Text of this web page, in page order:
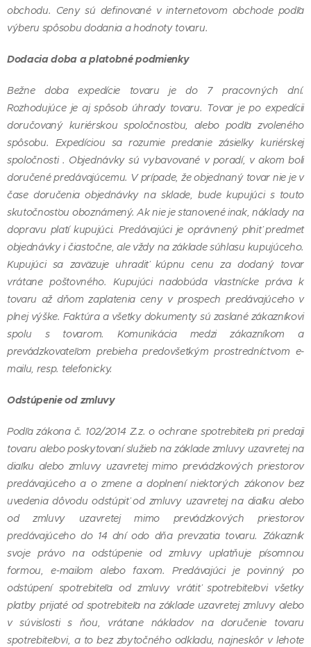
obchodu. Ceny sú definované v internetovom obchode podľa
výberu spôsobu dodania a hodnoty tovaru.
Dodacia doba a platobné podmienky
Bežne doba expedície tovaru je do 7 pracovných dní.
Rozhodujúce je aj spôsob úhrady tovaru. Tovar je po expedícii
doručovaný kuriérskou spoločnosťou, alebo podľa zvoleného
spôsobu. Expedíciou sa rozumie predanie zásielky kuriérskej
spoločnosti . Objednávky sú vybavované v poradí, v akom boli
doručené predávajúcemu. V prípade, že objednaný tovar nie je v
čase doručenia objednávky na sklade, bude kupujúci s touto
skutočnosťou oboznámený. Ak nie je stanovené inak, náklady na
dopravu platí kupujúci. Predávajúci je oprávnený plniť predmet
objednávky i čiastočne, ale vždy na základe súhlasu kupujúceho.
Kupujúci sa zaväzuje uhradiť kúpnu cenu za dodaný tovar
vrátane poštovného. Kupujúci nadobúda vlastnícke práva k
tovaru až dňom zaplatenia ceny v prospech predávajúceho v
plnej výške. Faktúra a všetky dokumenty sú zaslané zákazníkovi
spolu s tovarom. Komunikácia medzi zákazníkom a
prevádzkovateľom prebieha predovšetkým prostredníctvom e-
mailu, resp. telefonicky.
Odstúpenie od zmluvy
Podľa zákona č. 102/2014 Z.z. o ochrane spotrebiteľa pri predaji
tovaru alebo poskytovaní služieb na základe zmluvy uzavretej na
diaľku alebo zmluvy uzavretej mimo prevádzkových priestorov
predávajúceho a o zmene a doplnení niektorých zákonov bez
uvedenia dôvodu odstúpiť od zmluvy uzavretej na diaľku alebo
od zmluvy uzavretej mimo prevádzkových priestorov
predávajúceho do 14 dní odo dňa prevzatia tovaru. Zákazník
svoje právo na odstúpenie od zmluvy uplatňuje písomnou
formou, e-mailom alebo faxom. Predávajúci je povinný po
odstúpení spotrebiteľa od zmluvy vrátiť spotrebiteľovi všetky
platby prijaté od spotrebiteľa na základe uzavretej zmluvy alebo
v súvislosti s ňou, vrátane nákladov na doručenie tovaru
spotrebiteľovi, a to bez zbytočného odkladu, najneskôr v lehote